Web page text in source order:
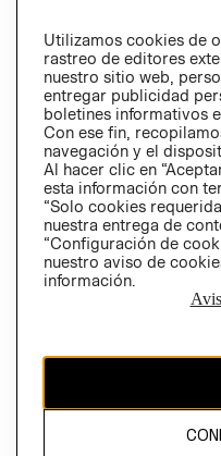
Perú (S/)
CAMBIAR REGIÓN
propiedad de H&M Hennes &
Utilizamos cookies de
rastreo de editores
nuestro sitio web,
entregar publicidad
boletines informativos
Con ese fin,
navegación y el
Al hacer clic en
esta información con
“Solo cookies
nuestra entrega de
“Configuración de
nuestro aviso de
información.